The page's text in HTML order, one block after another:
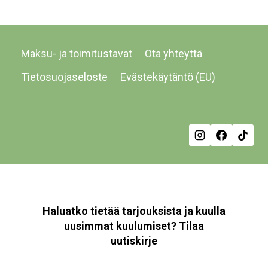
Maksu- ja toimitustavat
Ota yhteyttä
Tietosuojaseloste
Evästekäytäntö (EU)
Haluatko tietää tarjouksista ja kuulla
uusimmat kuulumiset? Tilaa
uutiskirje